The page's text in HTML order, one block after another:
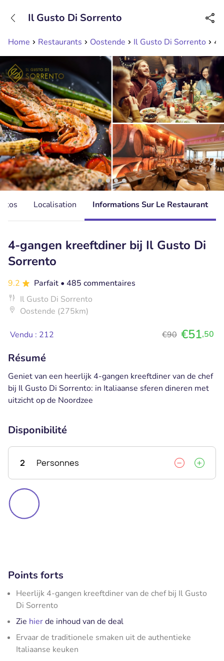
Disponible jusqu'à 23:00 heures
Home Restaurants Oostende Il Gusto Di Sorrento 4-
Il Gusto Di Sorrento
Localisation Informations Sur Le Restaurant
4-gangen kreeftdiner bij Il Gusto Di
Sorrento
9.2 Parfait • 485 commentaires
Il Gusto Di Sorrento
Oostende (275km)
Vendu : 212 €90 €51,50
Résumé
Geniet van een heerlijk 4-gangen kreeftdiner van de chef
bij Il Gusto Di Sorrento: in Italiaanse sferen dineren met
uitzicht op de Noordzee
Disponibilité
2 Personnes
Points forts
Heerlijk 4-gangen kreeftdiner van de chef bij Il Gusto
Di Sorrento
Zie hierde inhoud van de deal
Ervaar de traditionele smaken uit de authentieke
Italiaanse keuken